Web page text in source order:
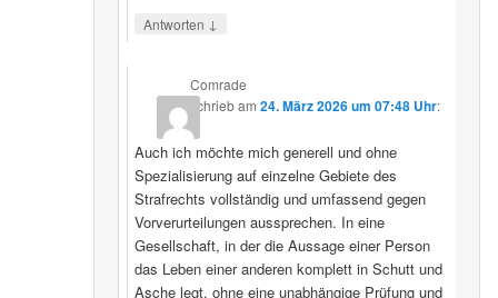
Antworten ↓
Comrade
schriebam24. März 2026 um 07:48 Uhr:
Auch ich möchte mich generell und ohne
Spezialisierung auf einzelne Gebiete des
Strafrechts vollständig und umfassend gegen
Vorverurteilungen aussprechen. In eine
Gesellschaft, in der die Aussage einer Person
das Leben einer anderen komplett in Schutt und
Asche legt, ohne eine unabhängige Prüfung und